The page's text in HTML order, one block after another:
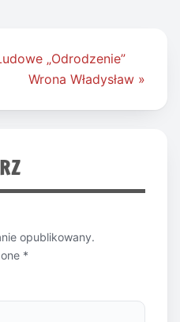
„Odrodzenie”
Wrona Władysław »
opublikowany.
*